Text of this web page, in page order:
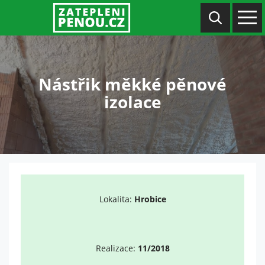
Nástřik měkké pěnové
izolace
Lokalita: Hrobice
Realizace: 11/2018